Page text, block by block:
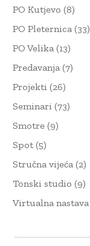
PO Kutjevo (8)
PO Pleternica (33)
PO Velika (13)
Predavanja (7)
Projekti (26)
Seminari (73)
Smotre (9)
Spot(5)
Stručna vijeća (2)
Tonski studio (9)
Virtualna nastava